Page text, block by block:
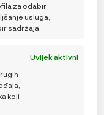
za odabir
usluga,
sadržaja.
Uvijek aktivni
koji